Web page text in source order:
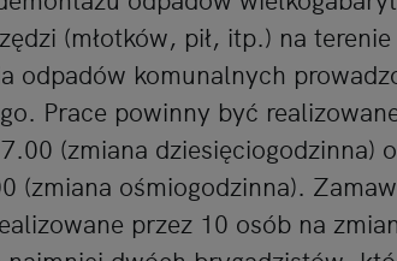
(młotków, pił, itp.) na
odpadów komunalnych
Prace powinny być
(zmiana dziesięciogodzinna)
(zmiana ośmiogodzinna).
przez 10 osób na